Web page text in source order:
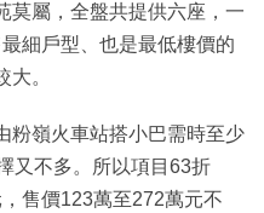
莫屬，全盤共提供六座，一
細戶型、也是最低樓價的
。
粉嶺火車站搭小巴需時至少
又不多。所以項目63折
售價123萬至272萬元不